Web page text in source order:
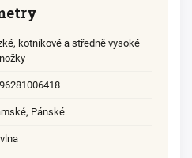
kotníkové a středně vysoké
, Pánské